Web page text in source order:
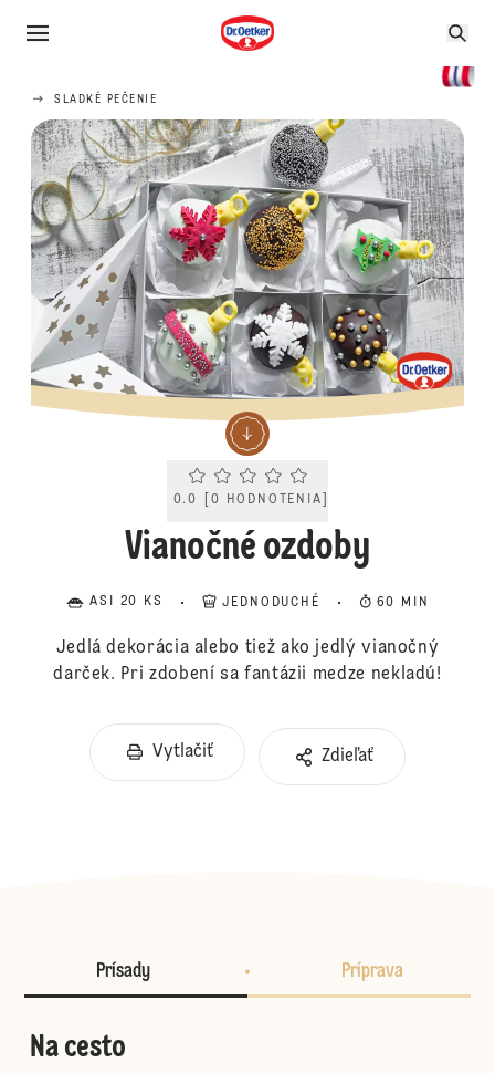
SLADKÉ PEČENIE
Current rating 0.0. Click to rate.
0.0 0 HODNOTENIA
Vianočné ozdoby
ASI 20 KS JEDNODUCHÉ 60 MIN
Jedlá dekorácia alebo tiež ako jedlý vianočný
darček. Pri zdobení sa fantázii medze nekladú!
Vytlačiť Zdieľať
Prísady Príprava
Na cesto